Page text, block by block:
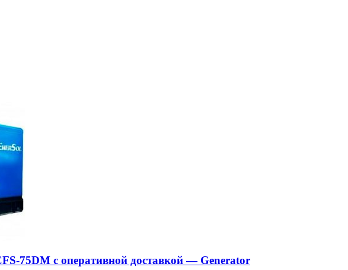
75DM с оперативной доставкой — Generator